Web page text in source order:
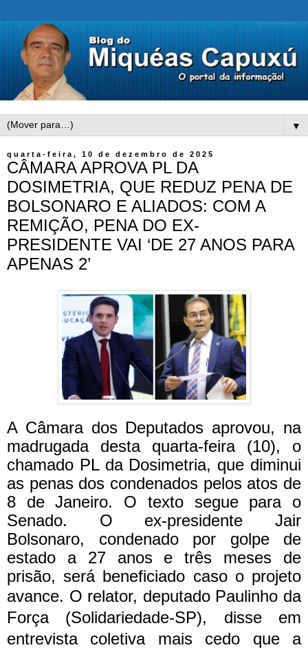
▼
quarta-feira, 10 de dezembro de 2025
CÂMARA APROVA PL DA
DOSIMETRIA, QUE REDUZ PENA DE
BOLSONARO E ALIADOS: COM A
REMIÇÃO, PENA DO EX-
PRESIDENTE VAI ‘DE 27 ANOS PARA
APENAS 2’
A Câmara dos Deputados aprovou, na
madrugada desta quarta-feira (10), o
chamado PL da Dosimetria, que diminui
as penas dos condenados pelos atos de
8 de Janeiro. O texto segue para o
Senado. O ex-presidente Jair
Bolsonaro, condenado por golpe de
estado a 27 anos e três meses de
prisão, será beneficiado caso o projeto
avance. O relator, deputado Paulinho da
Força (Solidariedade-SP), disse em
entrevista coletiva mais cedo que a